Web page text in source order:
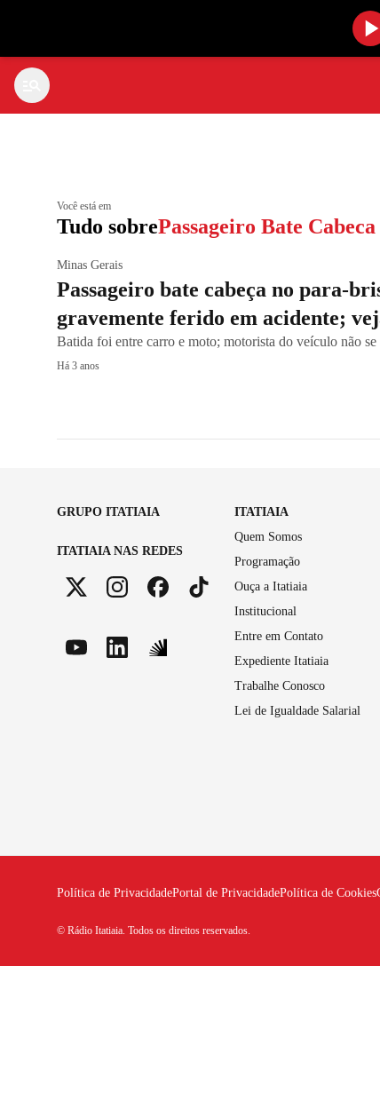
Você está em
Tudo sobrePassageiro Bate
Minas Gerais
Passageiro bate cabeça no para-
gravemente ferido em acidente;
Batida foi entre carro e moto; motorista do veículo não
Há 3 anos
GRUPO ITATIAIA
ITATIAIA NAS REDES
ITATIAIA
Quem Somos
Programação
Ouça a Itatiaia
Institucional
Entre em Contato
Expediente Itatiaia
Trabalhe Conosco
Lei de Igualdade Salarial
Política de PrivacidadePortal de PrivacidadePolítica de Cookies
© Rádio Itatiaia. Todos os direitos reservados.